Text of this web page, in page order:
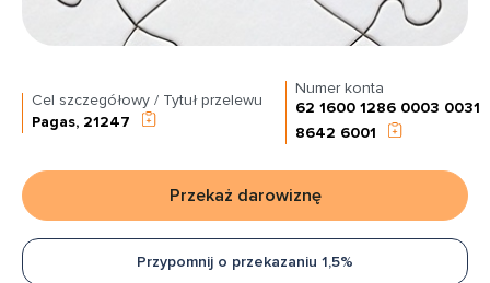
Cel szczegółowy / Tytuł przelewu
Pagas, 21247
Numer konta
62 1600 1286 0003 0031
8642 6001
Przekaż darowiznę
Przypomnij o przekazaniu 1,5%